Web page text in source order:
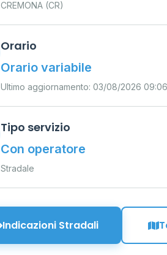
CREMONA (CR)
Orario
Orario variabile
Ultimo aggiornamento: 03/08/2026
Tipo servizio
Con operatore
Stradale
Indicazioni Stradali